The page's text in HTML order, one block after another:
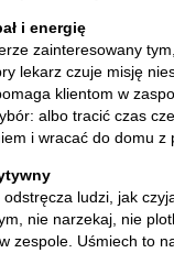
i energię
zainteresowany
lekarz czuje misję
klientom w
albo tracić czas
i wracać do domu z
odstręcza ludzi, jak
nie narzekaj, nie
zespole. Uśmiech to